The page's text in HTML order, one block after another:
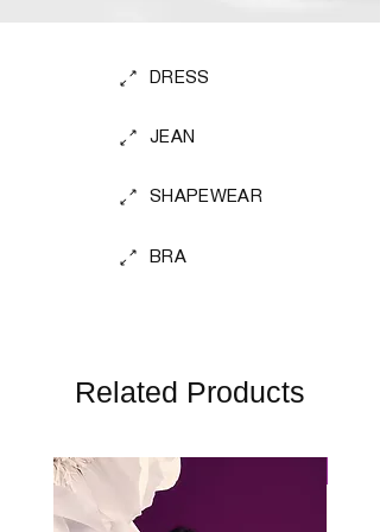
DRESS
JEAN
SHAPEWEAR
BRA
Related Products